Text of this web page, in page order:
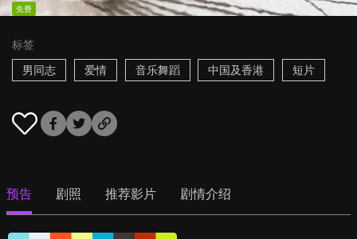
免费
标签
男同志
爱情 音乐舞蹈 中国及香港 短片
预告 剧照 推荐影片 剧情介绍